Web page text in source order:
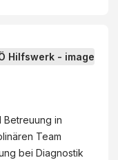
in
Team
bei Diagnostik